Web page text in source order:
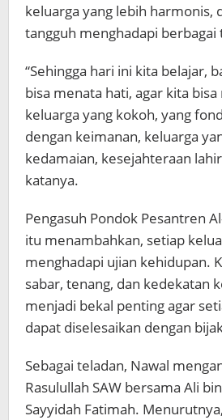
keluarga yang lebih harmonis,
tangguh menghadapi berbagai
“Sehingga hari ini kita belajar,
bisa menata hati, agar kita
keluarga yang kokoh, yang
dengan keimanan, keluarga
kedamaian, kesejahteraan
katanya.
Pengasuh Pondok Pesantren
itu menambahkan, setiap
menghadapi ujian kehidupan.
sabar, tenang, dan kedekatan
menjadi bekal penting agar
dapat diselesaikan dengan
Sebagai teladan, Nawal
Rasulullah SAW bersama Ali
Sayyidah Fatimah.